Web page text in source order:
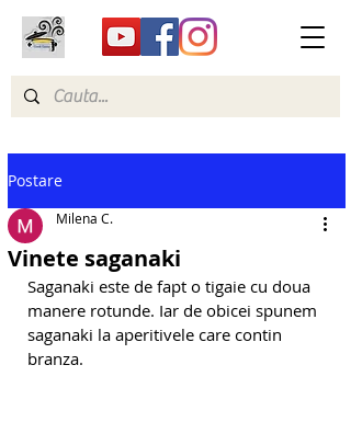
Postare
Vinete saganaki
Milena C.
Saganaki este de fapt o tigaie cu doua
manere rotunde. Iar de obicei spunem
saganaki la aperitivele care contin
branza.